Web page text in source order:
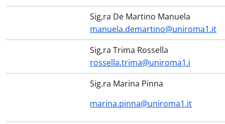
Sig,ra De Martino Manuela
manuela.demartino@uniroma1.it
Sig,ra Trima Rossella
rossella.trima@uniroma1.i
Sig.ra Marina Pinna
marina.pinna@uniroma1.it